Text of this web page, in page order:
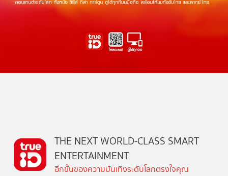
THE NEXT WORLD-CLASS SMART
ENTERTAINMENT
อีกขั้นของความบันเทิงระดับโลกตรงใจคุณ